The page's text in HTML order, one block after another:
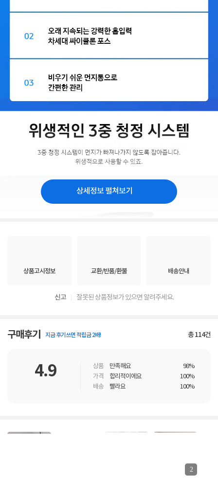
상세정보 펼쳐보기
상품고시정보 교환/반품/환불 배송안내
신고 잘못된 상품정보가 있으면 알려주세요.
구매후기 지금 후기쓰면 적립금 2배! 총114건
4.9 상품 만족해요
98%
가격
합리적이에요
100%
배송
빨라요 100%
2